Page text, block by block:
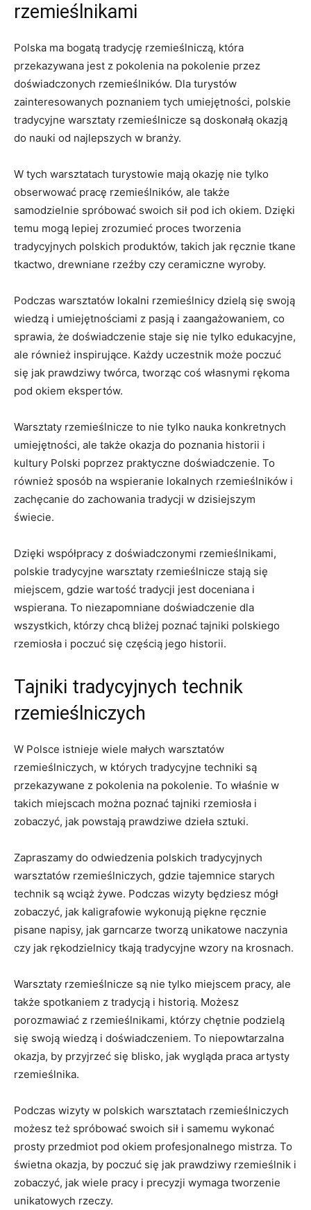
rzemieślnikami
Polska ma ⁤bogatą tradycję ‌rzemieślniczą, która
przekazywana ‌jest z ​pokolenia na pokolenie⁤ przez
doświadczonych rzemieślników. Dla turystów
zainteresowanych poznaniem tych umiejętności, polskie
tradycyjne warsztaty rzemieślnicze są doskonałą okazją
do nauki od najlepszych w branży.
W tych warsztatach turystowie mają ​okazję nie tylko
obserwować pracę rzemieślników, ale także
samodzielnie spróbować swoich sił​ pod ich okiem. Dzięki
​temu ‌mogą lepiej zrozumieć⁤ proces tworzenia
tradycyjnych ⁣polskich produktów, takich jak ręcznie tkane
tkactwo, ⁢drewniane rzeźby czy ceramiczne wyroby.
Podczas warsztatów lokalni rzemieślnicy⁤ dzielą się ‌swoją
wiedzą i umiejętnościami ‍z pasją i zaangażowaniem, co
sprawia, ⁣że doświadczenie staje się​ nie tylko edukacyjne,
ale również inspirujące. Każdy uczestnik ​może poczuć
się jak ⁣prawdziwy twórca, tworząc⁤ coś własnymi rękoma
pod okiem ekspertów.
Warsztaty rzemieślnicze to nie‍ tylko nauka konkretnych
umiejętności, ‍ale także okazja do⁣ poznania historii i
kultury Polski poprzez⁢ praktyczne‌ doświadczenie. To
również ​sposób na wspieranie lokalnych rzemieślników‍ i
zachęcanie do⁢ zachowania tradycji ⁢w dzisiejszym
świecie.
Dzięki współpracy z doświadczonymi rzemieślnikami,
polskie ​tradycyjne warsztaty rzemieślnicze‍ stają się
miejscem,⁤ gdzie wartość tradycji jest ‌doceniana ​i
wspierana. To niezapomniane doświadczenie dla
wszystkich, którzy chcą ‌bliżej‍ poznać tajniki polskiego
rzemiosła i poczuć się ⁤częścią jego historii.
Tajniki tradycyjnych technik
rzemieślniczych
W Polsce istnieje wiele małych⁢ warsztatów
rzemieślniczych,​ w których tradycyjne techniki są
przekazywane z pokolenia na pokolenie. To właśnie w
takich ⁤miejscach można poznać⁣ tajniki rzemiosła i
zobaczyć, jak ​powstają prawdziwe dzieła sztuki.
Zapraszamy do odwiedzenia polskich tradycyjnych
warsztatów rzemieślniczych, gdzie tajemnice starych
technik są wciąż żywe. ‍Podczas wizyty będziesz⁤ mógł
zobaczyć, jak kaligrafowie wykonują piękne ręcznie
pisane ⁢napisy,‌ jak ⁤garncarze tworzą unikatowe naczynia⁤
czy jak​ rękodzielnicy tkają tradycyjne wzory na ‍krosnach.
Warsztaty rzemieślnicze są nie tylko miejscem pracy, ale
także spotkaniem z tradycją i historią. Możesz
porozmawiać z rzemieślnikami, którzy chętnie podzielą
się swoją wiedzą i doświadczeniem. To niepowtarzalna
okazja, by przyjrzeć się blisko, jak wygląda praca artysty
rzemieślnika.
Podczas wizyty⁣ w polskich warsztatach rzemieślniczych
możesz też spróbować swoich sił⁤ i​ samemu wykonać
prosty przedmiot pod ‌okiem profesjonalnego mistrza. ​To
świetna okazja, by poczuć się jak prawdziwy rzemieślnik i
zobaczyć, ⁢jak⁢ wiele pracy i precyzji ‌wymaga tworzenie
unikatowych rzeczy.